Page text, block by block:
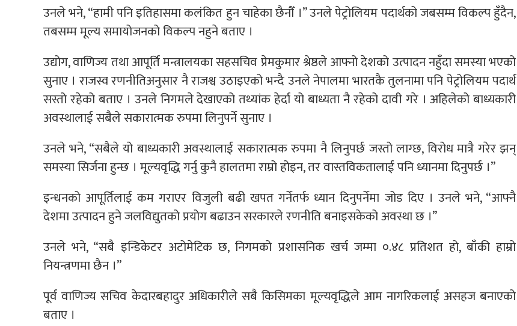
उनले भने, “हामी पनि इतिहासमा कलंकित हुन चाहेका छैनौँ ।” उनले पेट्रोलियम पदार्थको जबसम्म विकल्प हुँदैन,
तबसम्म मूल्य समायोजनको विकल्प नहुने बताए ।
उद्योग, वाणिज्य तथा आपूर्ति मन्त्रालयका सहसचिव प्रेमकुमार श्रेष्ठले आफ्नो देशको उत्पादन नहुँदा समस्या भएको
सुनाए । राजस्व रणनीतिअनुसार नै राजश्व उठाइएको भन्दै उनले नेपालमा भारतकै तुलनामा पनि पेट्रोलियम पदार्थ
सस्तो रहेको बताए । उनले निगमले देखाएको तथ्यांक हेर्दा यो बाध्यता नै रहेको दावी गरे । अहिलेको बाध्यकारी
अवस्थालाई सबैले सकारात्मक रुपमा लिनुपर्ने सुनाए ।
उनले भने, “सबैले यो बाध्यकारी अवस्थालाई सकारात्मक रुपमा नै लिनुपर्छ जस्तो लाग्छ, विरोध मात्रै गरेर झन्
समस्या सिर्जना हुन्छ । मूल्यवृद्धि गर्नु कुनै हालतमा राम्रो होइन, तर वास्तविकतालाई पनि ध्यानमा दिनुपर्छ ।”
इन्धनको आपूर्तिलाई कम गराएर विजुली बढी खपत गर्नेतर्फ ध्यान दिनुपर्नेमा जोड दिए । उनले भने, “आफ्नै
देशमा उत्पादन हुने जलविद्युतको प्रयोग बढाउन सरकारले रणनीति बनाइसकेको अवस्था छ ।”
उनले भने, “सबै इन्डिकेटर अटोमेटिक छ, निगमको प्रशासनिक खर्च जम्मा ०.४८ प्रतिशत हो, बाँकी हाम्रो
नियन्त्रणमा छैन ।”
पूर्व वाणिज्य सचिव केदारबहादुर अधिकारीले सबै किसिमका मूल्यवृद्धिले आम नागरिकलाई असहज बनाएको
बताए ।